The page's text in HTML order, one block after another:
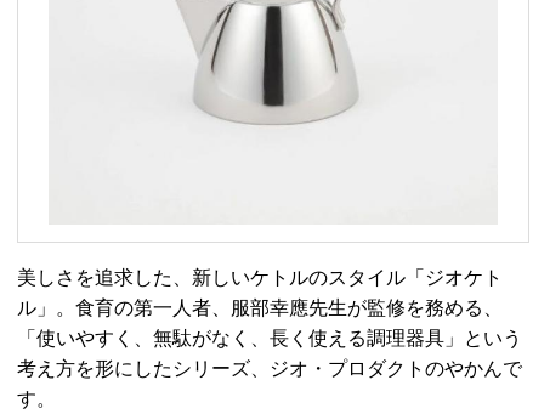
美しさを追求した、新しいケトルのスタイル「ジオケト
ル」。食育の第一人者、服部幸應先生が監修を務める、
「使いやすく、無駄がなく、長く使える調理器具」という
考え方を形にしたシリーズ、ジオ・プロダクトのやかんで
す。